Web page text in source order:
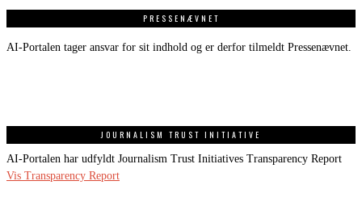
PRESSENÆVNET
AI-Portalen tager ansvar for sit indhold og er derfor tilmeldt Pressenævnet.
JOURNALISM TRUST INITIATIVE
AI-Portalen har udfyldt Journalism Trust Initiatives Transparency Report
Vis Transparency Report